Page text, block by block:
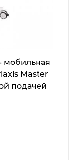
- мобильная
Master
подачей